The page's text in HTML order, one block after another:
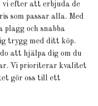
vi efter att erbjuda de
som passar alla. Med
och snabba
trygg med ditt köp.
att hjälpa dig om du
Vi prioriterar kvalitet
gör oss till ett